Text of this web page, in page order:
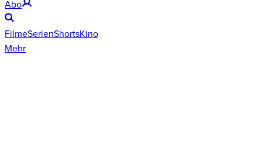
Abo
FilmeSerienShortsKino
Mehr